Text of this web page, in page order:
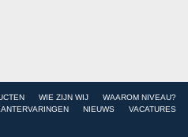
WIE ZIJN WIJ
WAAROM NIVEAU?
NIEUWS VACATURES